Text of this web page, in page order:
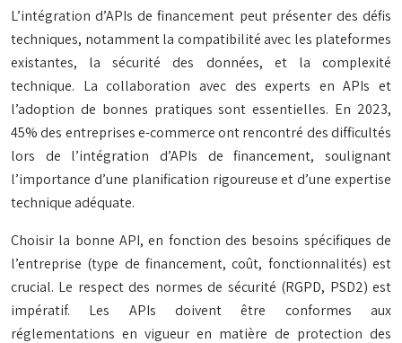
L’intégration d’APIs de financement peut présenter des défis
techniques, notamment la compatibilité avec les plateformes
existantes, la sécurité des données, et la complexité
technique. La collaboration avec des experts en APIs et
l’adoption de bonnes pratiques sont essentielles. En 2023,
45% des entreprises e-commerce ont rencontré des difficultés
lors de l’intégration d’APIs de financement, soulignant
l’importance d’une planification rigoureuse et d’une expertise
technique adéquate.
Choisir la bonne API, en fonction des besoins spécifiques de
l’entreprise (type de financement, coût, fonctionnalités) est
crucial. Le respect des normes de sécurité (RGPD, PSD2) est
impératif. Les APIs doivent être conformes aux
réglementations en vigueur en matière de protection des